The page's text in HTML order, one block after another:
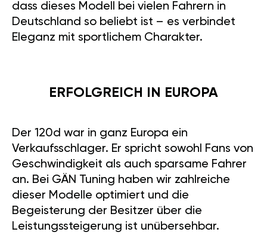
dass dieses Modell bei vielen Fahrern in
Deutschland so beliebt ist – es verbindet
Eleganz mit sportlichem Charakter.
ERFOLGREICH IN EUROPA
Der 120d war in ganz Europa ein
Verkaufsschlager. Er spricht sowohl Fans von
Geschwindigkeit als auch sparsame Fahrer
an. Bei GÄN Tuning haben wir zahlreiche
dieser Modelle optimiert und die
Begeisterung der Besitzer über die
Leistungssteigerung ist unübersehbar.